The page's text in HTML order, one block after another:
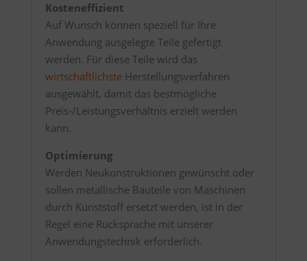
Kosteneffizient
Auf Wunsch können speziell für Ihre
Anwendung ausgelegte Teile gefertigt
werden. Für diese Teile wird das
wirtschaftlichsteHerstellungsverfahren
ausgewählt, damit das bestmögliche
Preis-/Leistungsverhältnis erzielt werden
kann.
Optimierung
Werden Neukonstruktionen gewünscht oder
sollen metallische Bauteile von Maschinen
durch Kunststoff ersetzt werden, ist in der
Regel eine Rücksprache mit unserer
Anwendungstechnik erforderlich.